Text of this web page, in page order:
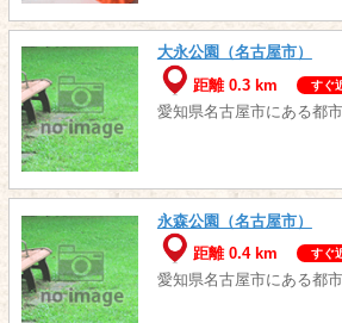
大永公園（名古屋市）
距離 0.3 km
すぐ
愛知県名古屋市にある都
永森公園（名古屋市）
距離 0.4 km
すぐ
愛知県名古屋市にある都